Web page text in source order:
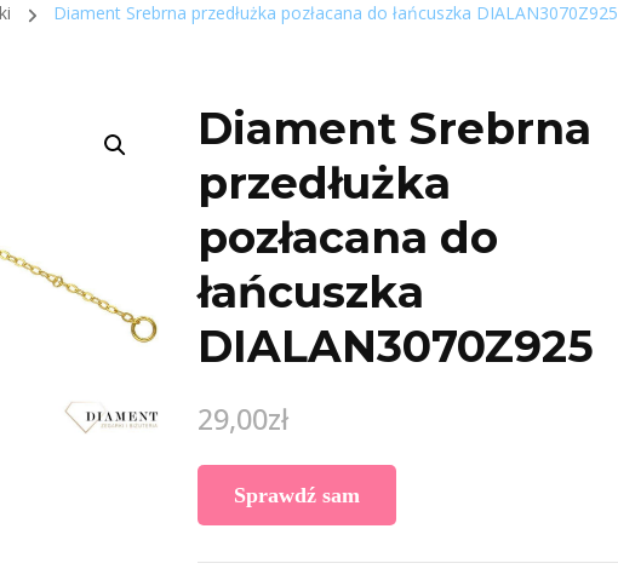
Diament Srebrna przedłużka pozłacana do łańcuszka DIALAN3070Z925
Diament Srebrna
przedłużka
pozłacana do
łańcuszka
DIALAN3070Z925
29,00zł
Sprawdź sam